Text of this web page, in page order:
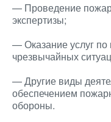
— Проведение
экспертизы;
— Оказание услуг
чрезвычайных
— Другие виды
обеспечением
обороны.